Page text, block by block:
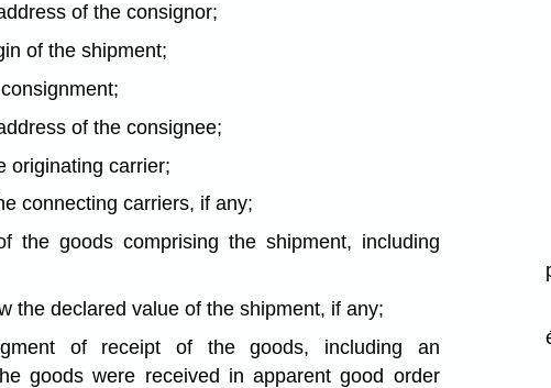
of the consignor;
of the shipment;
of the consignee;
originating carrier;
connecting carriers, if any;
the goods comprising the shipment, including
the declared value of the shipment, if any;
of receipt of the goods, including an
goods were received in apparent good order